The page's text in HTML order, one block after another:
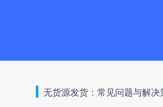
无货源发货：常见问题与解决